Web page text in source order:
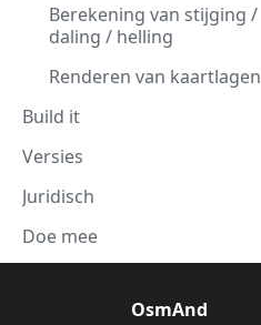
Berekening van stijging /
daling / helling
Renderen van kaartlagen
Build it
Versies
Juridisch
Doe mee
OsmAnd